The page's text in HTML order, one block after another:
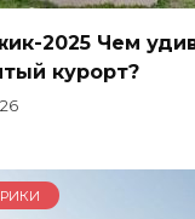
2025 Чем
курорт?